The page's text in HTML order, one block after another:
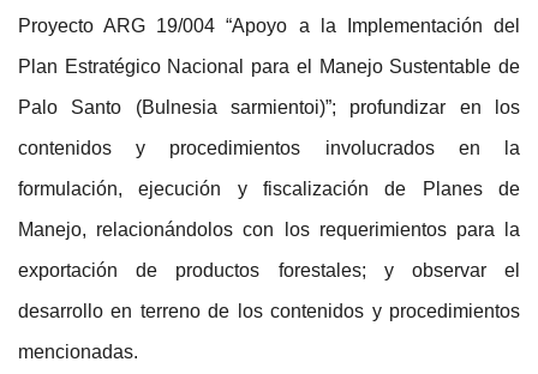
Proyecto ARG 19/004 “Apoyo a la Implementación del
Plan Estratégico Nacional para el Manejo Sustentable de
Palo Santo (Bulnesia sarmientoi)”; profundizar en los
contenidos y procedimientos involucrados en la
formulación, ejecución y fiscalización de Planes de
Manejo, relacionándolos con los requerimientos para la
exportación de productos forestales; y observar el
desarrollo en terreno de los contenidos y procedimientos
mencionadas.